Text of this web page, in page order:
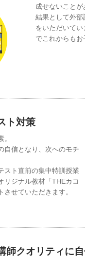
成せないことが
結果として外
をいただいて
でこれからもお
ト対策
自信となり、次へのモチ
スト直前の集中特訓授業
リジナル教材「THEカコ
せていただきます。
師クオリティに